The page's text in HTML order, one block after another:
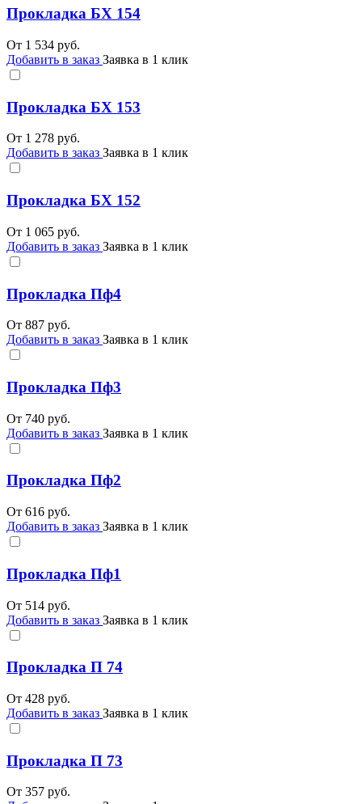
Прокладка БХ 154
От 1 534 руб.
Добавить в заказ Заявка в 1 клик
Прокладка БХ 153
От 1 278 руб.
Добавить в заказ Заявка в 1 клик
Прокладка БХ 152
От 1 065 руб.
Добавить в заказ Заявка в 1 клик
Прокладка Пф4
От 887 руб.
Добавить в заказ Заявка в 1 клик
Прокладка Пф3
От 740 руб.
Добавить в заказ Заявка в 1 клик
Прокладка Пф2
От 616 руб.
Добавить в заказ Заявка в 1 клик
Прокладка Пф1
От 514 руб.
Добавить в заказ Заявка в 1 клик
Прокладка П 74
От 428 руб.
Добавить в заказ Заявка в 1 клик
Прокладка П 73
От 357 руб.